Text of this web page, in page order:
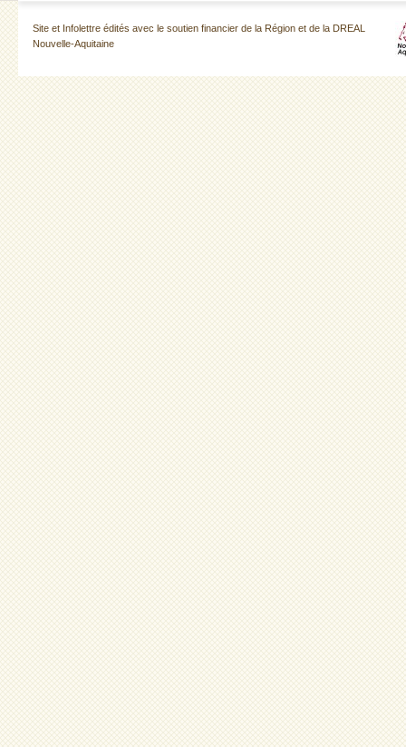
Site et Infolettre édités avec le soutien financier de la Région et de la DREAL
Nouvelle-Aquitaine